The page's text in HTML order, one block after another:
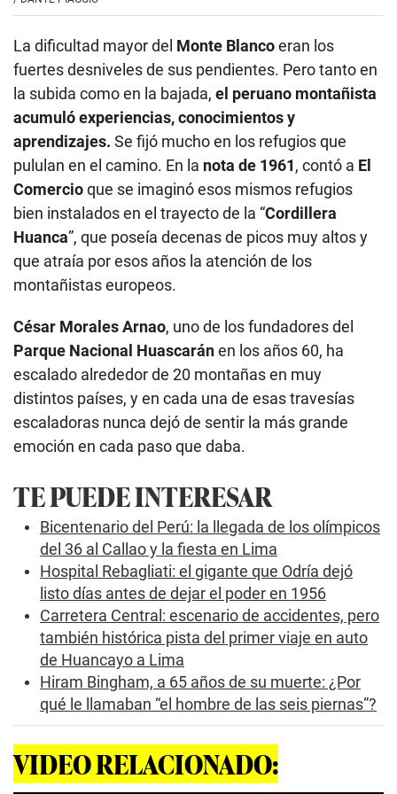
La dificultad mayor del Monte Blancoeran los
fuertes desniveles de sus pendientes. Pero tanto en
la subida como en la bajada, el peruano montañista
acumuló experiencias, conocimientos y
aprendizajes. Se fijó mucho en los refugios que
pululan en el camino. En la nota de 1961, contó a El
Comercioque se imaginó esos mismos refugios
bien instalados en el trayecto de la “Cordillera
Huanca”, que poseía decenas de picos muy altos y
que atraía por esos años la atención de los
montañistas europeos.
César Morales Arnao, uno de los fundadores del
Parque Nacional Huascaránen los años 60, ha
escalado alrededor de 20 montañas en muy
distintos países, y en cada una de esas travesías
escaladoras nunca dejó de sentir la más grande
emoción en cada paso que daba.
TE PUEDE INTERESAR
Bicentenario del Perú: la llegada de los olímpicos
del 36 al Callao y la fiesta en Lima
Hospital Rebagliati: el gigante que Odría dejó
listo días antes de dejar el poder en 1956
Carretera Central: escenario de accidentes, pero
también histórica pista del primer viaje en auto
de Huancayo a Lima
Hiram Bingham, a 65 años de su muerte: ¿Por
qué le llamaban “el hombre de las seis piernas”?
VIDEO RELACIONADO: